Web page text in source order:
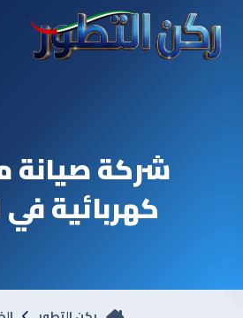
شركة صيانة
كهربائية